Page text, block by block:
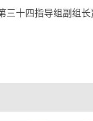
三十四指导组副组长